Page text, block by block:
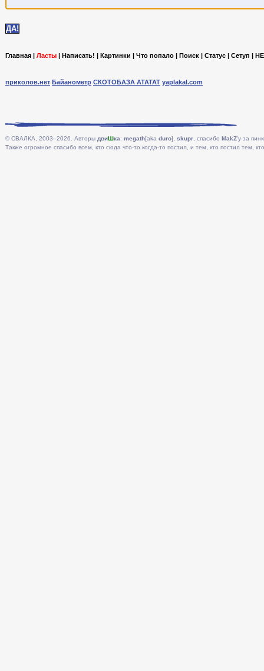
Главная | Ласты | Написать! | Картинки | Что попало | Поиск | Статус | Сетуп |
приколов.нет Байанометр СКОТОБАЗА АТАТАТ yaplakal.com
© СВАЛКА, 2003–2026. Авторы двиШка: megath[aka duro], skupr , спасибо MakZ'у за
Также огромное спасибо всем, кто сюда что-то когда-то постил, и тем, кто постил тем,